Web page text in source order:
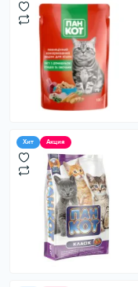
Хит Акция